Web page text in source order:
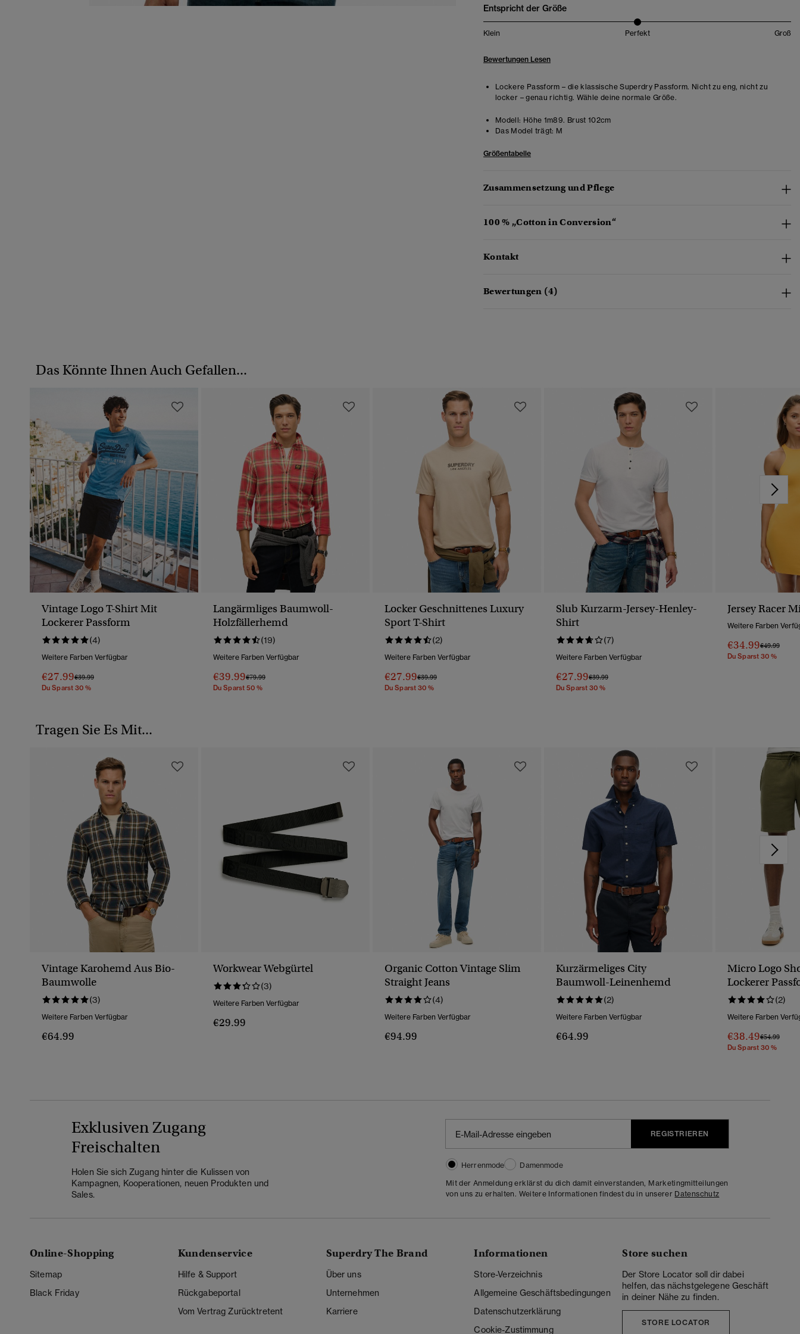
Entspricht der Größe
Klein Perfekt Groß
Bewertungen Lesen
Lockere Passform – die klassische Superdry Passform. Nicht zu eng, nicht zu
locker – genau richtig. Wähle deine normale Größe.
Modell: Höhe 1m89. Brust 102cm
Das Model trägt: M
Größentabelle
Zusammensetzung und Pflege
100 % „Cotton in Conversion“
Kontakt
Bewertungen (4)
Das Könnte Ihnen Auch Gefallen...
Vintage Logo T-Shirt Mit
Lockerer Passform
(4)
Weitere Farben Verfügbar
€27.99Preis Wurde Reduziert Von
€39.99Bis
Du Sparst 30 %
Langärmliges Baumwoll-
Holzfällerhemd
(19)
Weitere Farben Verfügbar
€39.99Preis Wurde Reduziert Von
€79.99Bis
Du Sparst 50 %
Locker Geschnittenes Luxury
Sport T-Shirt
(2)
Weitere Farben Verfügbar
€27.99Preis Wurde Reduziert Von
€39.99Bis
Du Sparst 30 %
Slub Kurzarm-Jersey-Henley-
Shirt
(7)
Weitere Farben Verfügbar
€27.99Preis Wurde Reduziert Von
€39.99Bis
Du Sparst 30 %
Jersey Racer
Weitere Farben
€34.99Preis Wurde
€49.99Bis
Du Sparst 30 %
Tragen Sie Es Mit...
Vintage Karohemd Aus Bio-
Baumwolle
(3)
Weitere Farben Verfügbar
€64.99
Workwear Webgürtel
(3)
Weitere Farben Verfügbar
€29.99
Organic Cotton Vintage Slim
Straight Jeans
(4)
Weitere Farben Verfügbar
€94.99
Kurzärmeliges City
Baumwoll-Leinenhemd
(2)
Weitere Farben Verfügbar
€64.99
Micro Logo
Lockerer
(2)
Weitere Farben
€38.49Preis Wurde
€54.99Bis
Du Sparst 30 %
Exklusiven Zugang
Freischalten
Holen Sie sich Zugang hinter die Kulissen von
Kampagnen, Kooperationen, neuen Produkten und
Sales.
REGISTRIEREN
Herrenmode
Damenmode
Mit der Anmeldung erklärst du dich damit einverstanden, Marketingmitteilungen
von uns zu erhalten. Weitere Informationen findest du in unserer Datenschutz
Online-Shopping
Sitemap
Black Friday
Kundenservice
Hilfe & Support
Rückgabeportal
Vom Vertrag Zurücktretent
Superdry The Brand
Über uns
Unternehmen
Karriere
Informationen
Store-Verzeichnis
Allgemeine Geschäftsbedingungen
Datenschutzerklärung
Cookie-Zustimmung
Store suchen
Der Store Locator soll dir dabei
helfen, das nächstgelegene Geschäft
in deiner Nähe zu finden.
STORE LOCATOR